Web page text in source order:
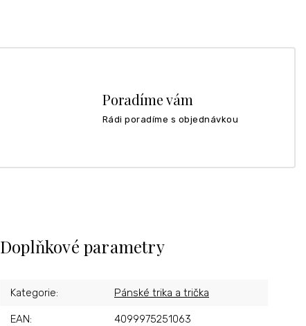
Poradíme vám
Rádi poradíme s objednávkou
Doplňkové parametry
Kategorie: Pánské trika a trička
EAN: 4099975251063